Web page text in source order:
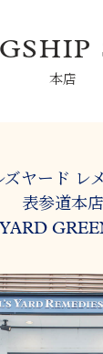
本店
ズヤード レ
表参道本店